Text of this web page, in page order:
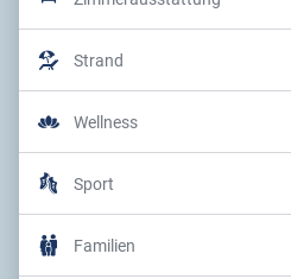
Strand
Wellness
Sport
Familien